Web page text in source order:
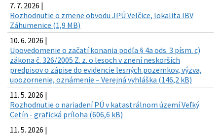
7. 7. 2026 |
Rozhodnutie o zmene obvodu JPÚ Velčice, lokalita IBV
Záhumenice (1,9 MB)
10. 6. 2026 |
Upovedomenie o začatí konania podľa § 4a ods. 3 písm. c)
zákona č. 326/2005 Z. z. o lesoch v znení neskorších
predpisov o zápise do evidencie lesných pozemkov, výzva,
upozornenie, oznámenie – Verejná vyhláška (146,2 kB)
11. 5. 2026 |
Rozhodnutie o nariadení PÚ v katastrálnom území Veľký
Cetín - grafická príloha (606,6 kB)
11. 5. 2026 |